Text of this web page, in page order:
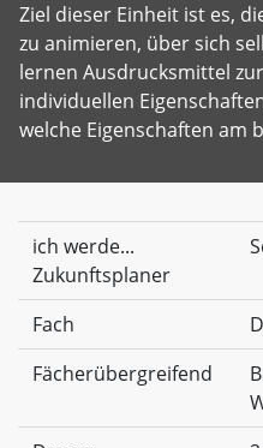
Ziel dieser Einheit ist es,
zu animieren, über sich
lernen Ausdrucksmittel
individuellen
welche Eigenschaften am
ich werde...
Zukunftsplaner
Fach
Fächerübergreifend